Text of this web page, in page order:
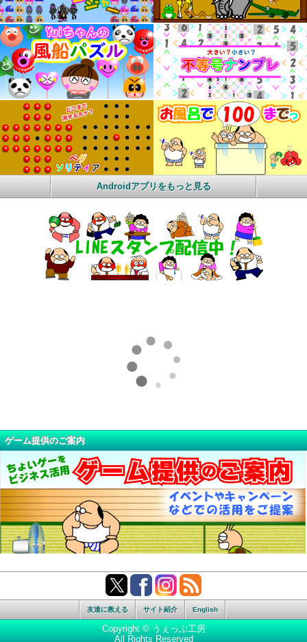
Androidアプリをもっと見る
ゲーム提供のご案内
友達に教える サイト紹介 English
Copyright © うぇっぶ工房
All Rights Reserved